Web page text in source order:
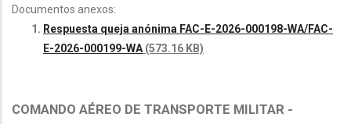
Documentos anexos:
Respuesta queja anónima FAC-E-2026-000198-WA/FAC-
E-2026-000199-WA (573.16 KB)
COMANDO AÉREO DE TRANSPORTE MILITAR -